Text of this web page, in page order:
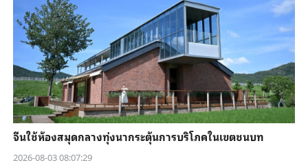
จีนใช้ห้องสมุดกลางทุ่งนากระตุ้นการบริโภคในเขตชนบท
2026-08-03 08:07:29